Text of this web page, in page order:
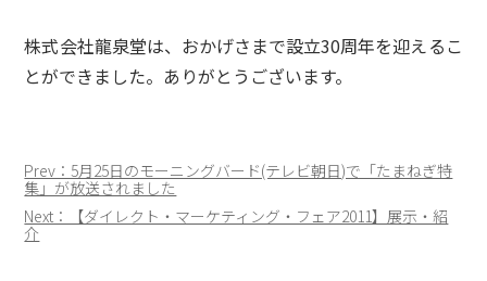
株式会社龍泉堂は、おかげさまで設立30周年を迎えるこ
とができました。ありがとうございます。
投
稿
ナ
Prev：5月25日のモーニングバード(テレビ朝日)で「たまねぎ特
集」が放送されました
Next：【ダイレクト・マーケティング・フェア2011】展示・紹
介